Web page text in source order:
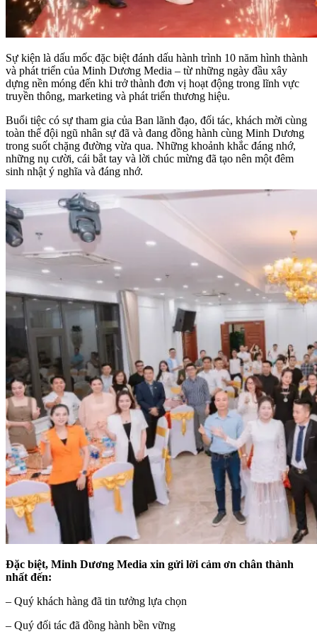
Sự kiện là dấu mốc đặc biệt đánh dấu hành trình 10 năm hình thành
và phát triển của Minh Dương Media – từ những ngày đầu xây
dựng nền móng đến khi trở thành đơn vị hoạt động trong lĩnh vực
truyền thông, marketing và phát triển thương hiệu.
Buổi tiệc có sự tham gia của Ban lãnh đạo, đối tác, khách mời cùng
toàn thể đội ngũ nhân sự đã và đang đồng hành cùng Minh Dương
trong suốt chặng đường vừa qua. Những khoảnh khắc đáng nhớ,
những nụ cười, cái bắt tay và lời chúc mừng đã tạo nên một đêm
sinh nhật ý nghĩa và đáng nhớ.
Đặc biệt, Minh Dương Media xin gửi lời cảm ơn chân thành
nhất đến:
– Quý khách hàng đã tin tưởng lựa chọn
– Quý đối tác đã đồng hành bền vững